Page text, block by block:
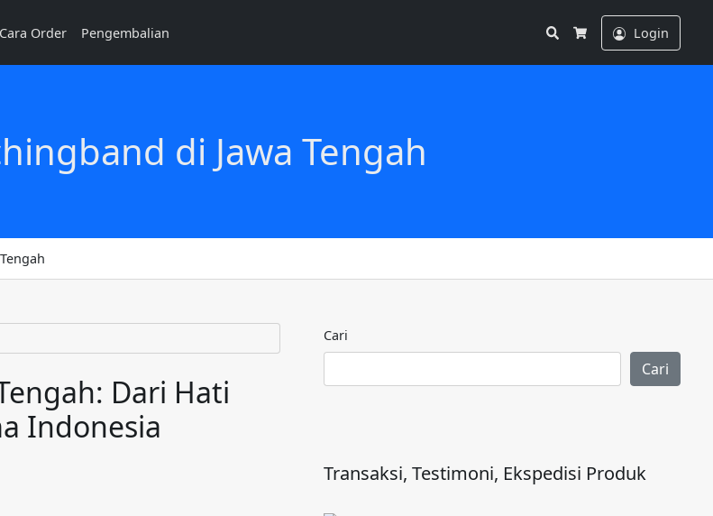
Cara Order Pengembalian
Search
Cart
Login
di Jawa Tengah
Dari Hati
Indonesia
Cari
Cari
Transaksi, Testimoni, Ekspedisi Produk